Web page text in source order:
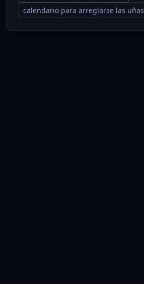
calendario para arreglarse las uñas